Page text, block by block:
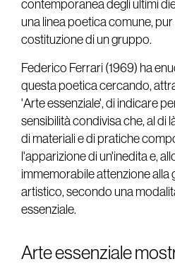
contemporanea degli ultimi
una linea poetica comune,
costituzione di un gruppo.
Federico Ferrari (1969) ha
questa poetica cercando,
'Arte essenziale', di indicare
sensibilità condivisa che, al di
di materiali e di pratiche
l'apparizione di un'inedita e,
immemorabile attenzione alla
artistico, secondo una
essenziale.
Arte essenziale